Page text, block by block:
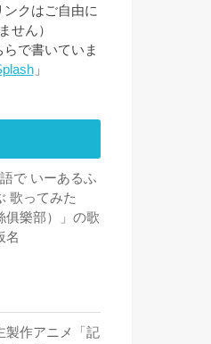
クはご自由に
せん）
で書いていま
」
語で いーあるふ
歌ってみた
俱樂部）」の歌
名
製作アニメ「記